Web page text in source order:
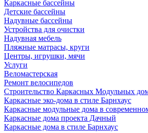
Каркасные бассейны
Детские бассейны
Надувные бассейны
Устройства для очистки
Надувная мебель
Пляжные матрасы, круги
Центры, игрушки, мячи
Услуги
Веломастерская
Ремонт велосипедов
Строительство Каркасных Модульных
Каркасные эко-дома в стиле Барнхаус
Каркасные модульные дома в
Каркасные дома проекта Дачный
Каркасные дома в стиле Барнхаус